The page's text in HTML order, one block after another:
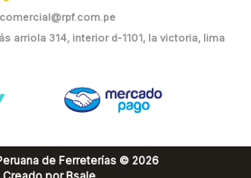
comercial@rpf.com.pe
arriola 314, interior d-1101, la victoria, lima
de Ferreterías © 2026